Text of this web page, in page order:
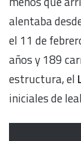
alentaba
el 11 de
años y 189
estructura, el
iniciales de